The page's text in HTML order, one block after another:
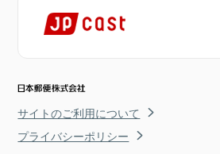
サイトのご利用について
プライバシーポリシー